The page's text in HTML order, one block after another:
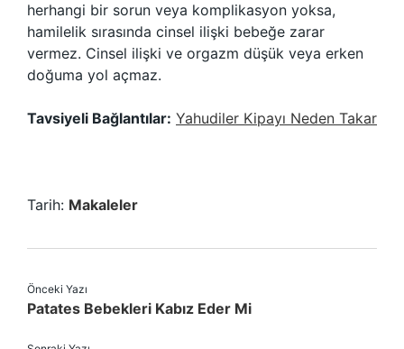
herhangi bir sorun veya komplikasyon yoksa,
hamilelik sırasında cinsel ilişki bebeğe zarar
vermez. Cinsel ilişki ve orgazm düşük veya erken
doğuma yol açmaz.
Tavsiyeli Bağlantılar: Yahudiler Kipayı Neden Takar
Tarih: Makaleler
Önceki Yazı
Patates Bebekleri Kabız Eder Mi